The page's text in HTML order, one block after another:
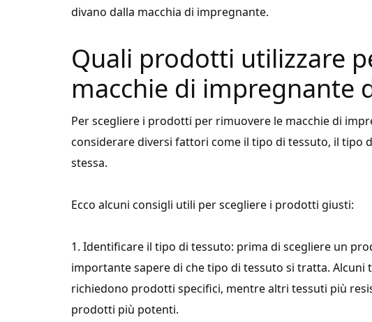
divano dalla macchia di impregnante.
Quali prodotti utilizzare
macchie di impregnante
Per scegliere i prodotti per rimuovere le macchie di
considerare diversi fattori come il tipo di tessuto, il tipo
stessa.
Ecco alcuni consigli utili per scegliere i prodotti giusti:
1. Identificare il tipo di tessuto: prima di scegliere un
importante sapere di che tipo di tessuto si tratta. Alcuni
richiedono prodotti specifici, mentre altri tessuti più
prodotti più potenti.